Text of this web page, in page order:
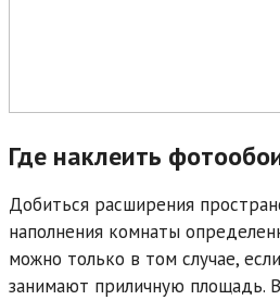
Где наклеить
Добиться расширения
наполнения комнаты
можно только в том случае,
занимают приличную площадь.